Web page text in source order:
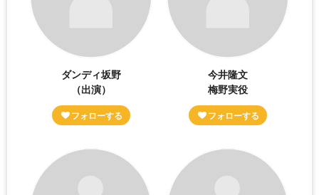
ダンディ坂野
（出演）
今井隆文
梅野実役